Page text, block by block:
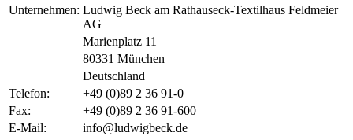
Unternehmen: Ludwig Beck am Rathauseck-Textilhaus Feldmeier
AG
Marienplatz 11
80331 München
Deutschland
Telefon:
+49 (0)89 2 36 91-0
Fax:
+49 (0)89 2 36 91-600
E-Mail:
info@ludwigbeck.de